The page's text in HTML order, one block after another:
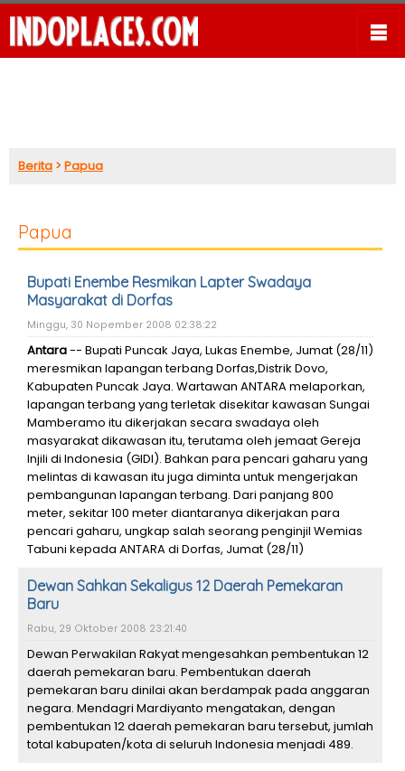
Berita >Papua
Papua
Bupati Enembe Resmikan Lapter Swadaya
Masyarakat di Dorfas
Minggu, 30 Nopember 2008 02:38:22
Antara-- Bupati Puncak Jaya, Lukas Enembe, Jumat (28/11)
meresmikan lapangan terbang Dorfas,Distrik Dovo,
Kabupaten Puncak Jaya. Wartawan ANTARA melaporkan,
lapangan terbang yang terletak disekitar kawasan Sungai
Mamberamo itu dikerjakan secara swadaya oleh
masyarakat dikawasan itu, terutama oleh jemaat Gereja
Injili di Indonesia (GIDI). Bahkan para pencari gaharu yang
melintas di kawasan itu juga diminta untuk mengerjakan
pembangunan lapangan terbang. Dari panjang 800
meter, sekitar 100 meter diantaranya dikerjakan para
pencari gaharu, ungkap salah seorang penginjil Wemias
Tabuni kepada ANTARA di Dorfas, Jumat (28/11)
Dewan Sahkan Sekaligus 12 Daerah Pemekaran
Baru
Rabu, 29 Oktober 2008 23:21:40
Dewan Perwakilan Rakyat mengesahkan pembentukan 12
daerah pemekaran baru. Pembentukan daerah
pemekaran baru dinilai akan berdampak pada anggaran
negara. Mendagri Mardiyanto mengatakan, dengan
pembentukan 12 daerah pemekaran baru tersebut, jumlah
total kabupaten/kota di seluruh Indonesia menjadi 489.